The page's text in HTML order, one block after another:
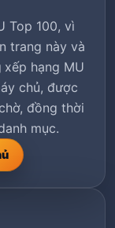
Top 100, vì
trang này và
hạng MU
chủ, được
đồng thời
mục.